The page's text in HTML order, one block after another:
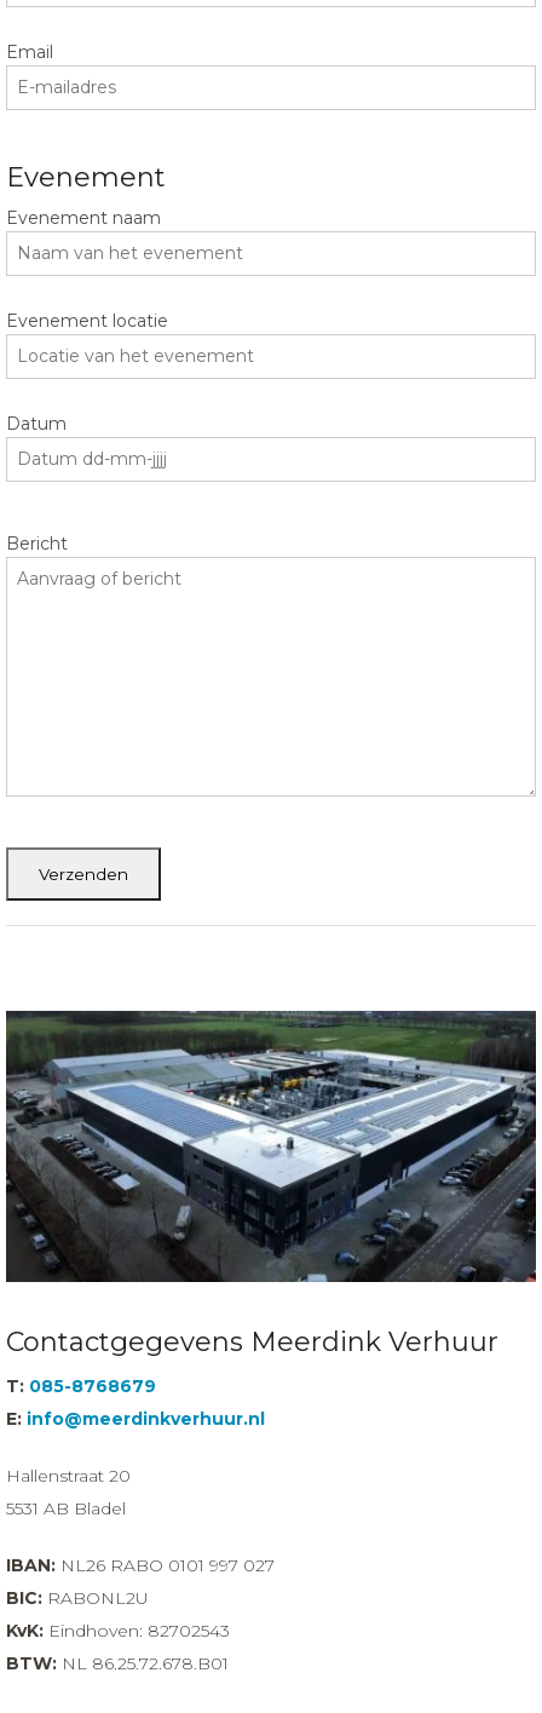
Email
Evenement
Evenement naam
Evenement locatie
Datum
Bericht
Contactgegevens Meerdink Verhuur
T: 085-8768679
E: info@meerdinkverhuur.nl
Hallenstraat 20
5531 AB Bladel
IBAN: NL26 RABO 0101 997 027
BIC: RABONL2U
KvK: Eindhoven: 82702543
BTW: NL 86.25.72.678.B01